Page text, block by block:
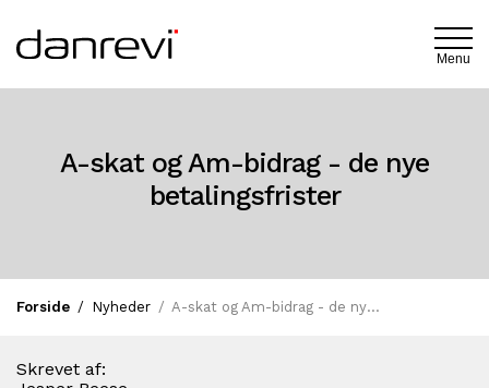
Menu
A-skat og Am-bidrag - de nye
betalingsfrister
Forside Nyheder A-skat og Am-bidrag - de nye betalingsfrister
Skrevet af: